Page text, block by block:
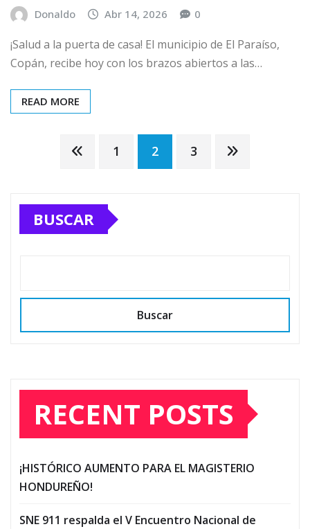
Donaldo Abr 14, 2026 0
¡Salud a la puerta de casa! El municipio de El Paraíso,
Copán, recibe hoy con los brazos abiertos a las…
READ MORE
Paginación
de
entradas
1 2 3
BUSCAR
Buscar
RECENT POSTS
¡HISTÓRICO AUMENTO PARA EL MAGISTERIO
HONDUREÑO!
SNE 911 respalda el V Encuentro Nacional de